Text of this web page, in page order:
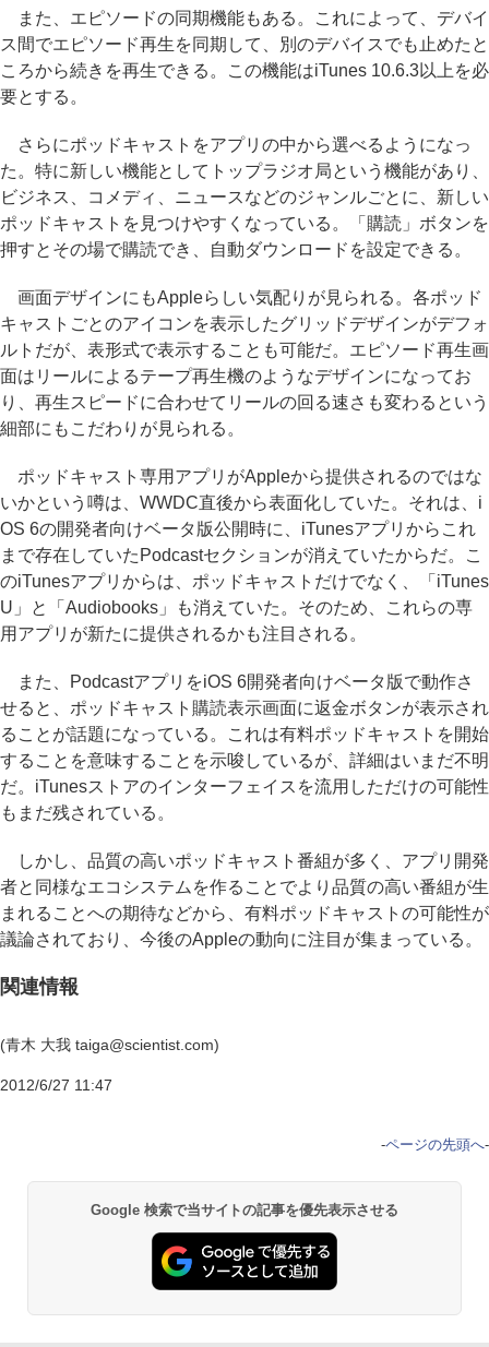
また、エピソードの同期機能もある。これによって、デバイ
ス間でエピソード再生を同期して、別のデバイスでも止めたと
ころから続きを再生できる。この機能はiTunes 10.6.3以上を必
要とする。
さらにポッドキャストをアプリの中から選べるようになっ
た。特に新しい機能としてトップラジオ局という機能があり、
ビジネス、コメディ、ニュースなどのジャンルごとに、新しい
ポッドキャストを見つけやすくなっている。「購読」ボタンを
押すとその場で購読でき、自動ダウンロードを設定できる。
画面デザインにもAppleらしい気配りが見られる。各ポッド
キャストごとのアイコンを表示したグリッドデザインがデフォ
ルトだが、表形式で表示することも可能だ。エピソード再生画
面はリールによるテープ再生機のようなデザインになってお
り、再生スピードに合わせてリールの回る速さも変わるという
細部にもこだわりが見られる。
ポッドキャスト専用アプリがAppleから提供されるのではな
いかという噂は、WWDC直後から表面化していた。それは、i
OS 6の開発者向けベータ版公開時に、iTunesアプリからこれ
まで存在していたPodcastセクションが消えていたからだ。こ
のiTunesアプリからは、ポッドキャストだけでなく、「iTunes
U」と「Audiobooks」も消えていた。そのため、これらの専
用アプリが新たに提供されるかも注目される。
また、PodcastアプリをiOS 6開発者向けベータ版で動作さ
せると、ポッドキャスト購読表示画面に返金ボタンが表示され
ることが話題になっている。これは有料ポッドキャストを開始
することを意味することを示唆しているが、詳細はいまだ不明
だ。iTunesストアのインターフェイスを流用しただけの可能性
もまだ残されている。
しかし、品質の高いポッドキャスト番組が多く、アプリ開発
者と同様なエコシステムを作ることでより品質の高い番組が生
まれることへの期待などから、有料ポッドキャストの可能性が
議論されており、今後のAppleの動向に注目が集まっている。
関連情報
(青木 大我 taiga@scientist.com)
2012/6/27 11:47
-ページの先頭へ-
Google 検索で当サイトの記事を優先表示させる